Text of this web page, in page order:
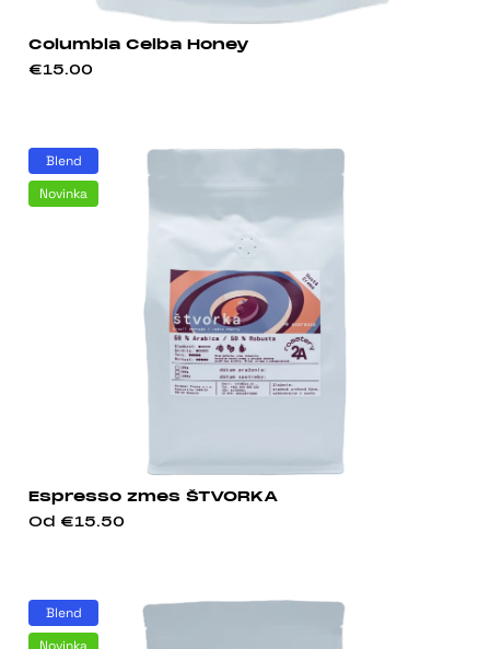
Columbia Ceiba Honey
€15.00
Blend
Novinka
Espresso zmes ŠTVORKA
Od €15.50
Blend